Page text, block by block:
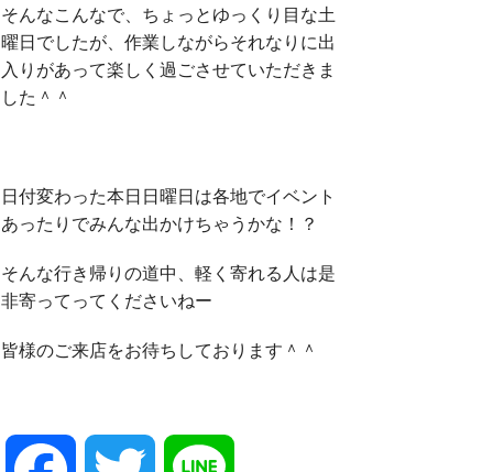
そんなこんなで、ちょっとゆっくり目な土
曜日でしたが、作業しながらそれなりに出
入りがあって楽しく過ごさせていただきま
した＾＾
日付変わった本日日曜日は各地でイベント
あったりでみんな出かけちゃうかな！？
そんな行き帰りの道中、軽く寄れる人は是
非寄ってってくださいねー
皆様のご来店をお待ちしております＾＾